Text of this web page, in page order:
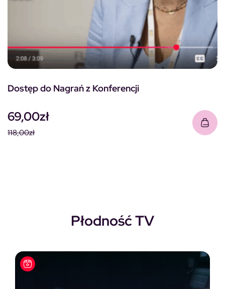
Dostęp do Nagrań z Konferencji
118,00zł
69,00zł
Płodność TV